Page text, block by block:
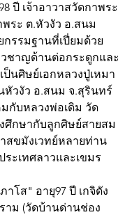
ปี เจ้าอาวาสวัดกาพระ
ระ ต.หัวงัว อ.สนม
กรรมฐานที่เปี่ยมด้วย
วชาญด้านต่อกระดูกและ
นศิษย์เอกหลวงปู่เหมา
หัวงัว อ.สนม จ.สุรินทร์
กับหลวงพ่อเดิม วัด
ศึกษากับลูกศิษย์สายสม
สขมังเวทย์หลายท่าน
ระเทศลาวและเขมร
ม (วัดบ้านด่านช่อง